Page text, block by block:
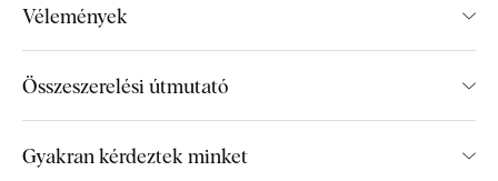
Prémium minőségű DUBLEZ faliképeket készítünk, valódi
fa alapra nyomtatva. A legmodernebb technológiákat és
piacvezető, extra tartós festékeket
motívumokat fa lapra nyomtatjuk, majd lézervágással
formázzuk, ennek köszönhetően a képek oldalán elegáns,
sötétbarna szegély jelenik meg, amely még jobban kiemeli a
dizájnt.
Vélemények
Összeszerelési útmutató
Gyakran kérdeztek minket